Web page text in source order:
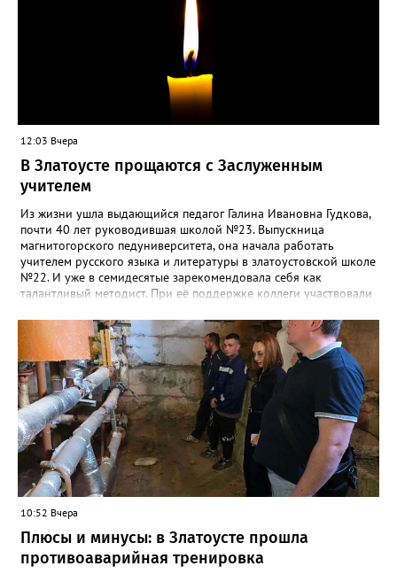
12:03 Вчера
В Златоусте прощаются с Заслуженным
учителем
Из жизни ушла выдающийся педагог Галина Ивановна Гудкова,
почти 40 лет руководившая школой №23. Выпускница
магнитогорского педуниверситета, она начала работать
учителем русского языка и литературы в златоустовской школе
№22. И уже в семидесятые зарекомендовала себя как
талантливый методист. При её поддержке коллеги участвовали
«Благодаря её мудрому руководству в школе сформировался
сильный педагогический коллектив, объединённый общими
ценностями и любовью к своему делу. Для многих Галина
Ивановна навсегда останется не только талантливым
руководителем, но и настоящим Учителем с большой буквы», -
говорится в сообществе школы №23 во ВКонтакте. Свои
соболезнования семье Галины Ивановны выразил глава
Златоуста Олег Решетников. «Её вклад зафиксирован в
важнейших документах школы, но главное - он остался в
людях: в тех учителях, которых она поддержала, в тех
учениках, которых она вдохновила. Заслуженный учитель РФ,
«Отличник народного просвещения», обладатель медали «За
доблестный труд», Галина Ивановна оставила не только
награды и документы, но и работающий, живой механизм
школы, который продолжает жить её принципами», - говорится
в некрологе.
10:52 Вчера
Плюсы и минусы: в Златоусте прошла
противоаварийная тренировка